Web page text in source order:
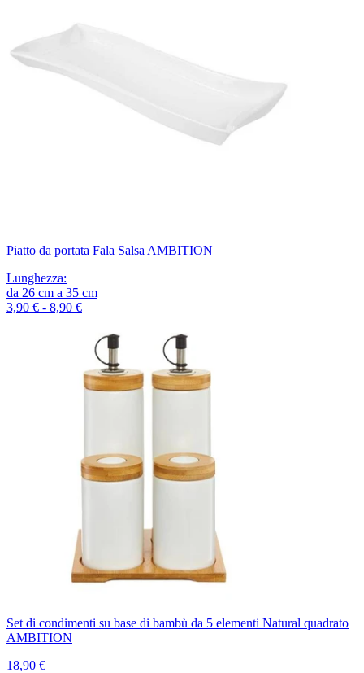
Piatto da portata Fala Salsa AMBITION
Lunghezza:
da 26 cm a 35 cm
3,90 € - 8,90 €
Set di condimenti su base di bambù da 5 elementi Natural quadrato
AMBITION
18,90 €